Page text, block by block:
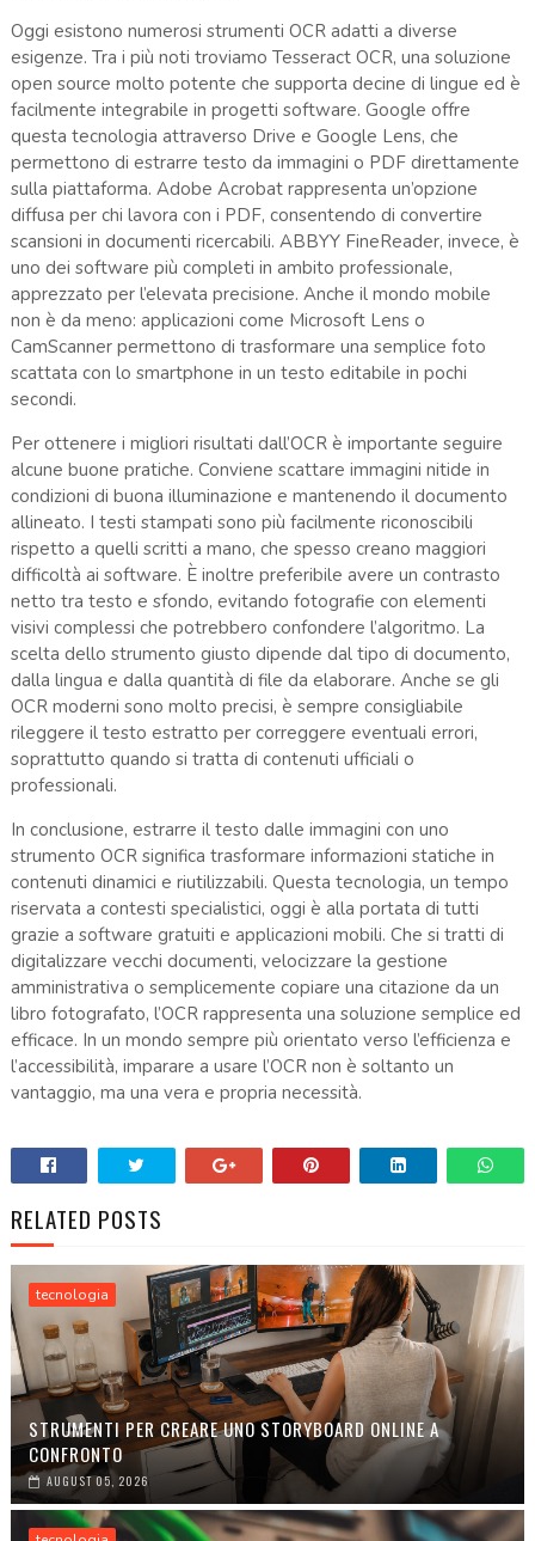
Oggi esistono numerosi strumenti OCR adatti a diverse
esigenze. Tra i più noti troviamo Tesseract OCR, una soluzione
open source molto potente che supporta decine di lingue ed è
facilmente integrabile in progetti software. Google offre
questa tecnologia attraverso Drive e Google Lens, che
permettono di estrarre testo da immagini o PDF direttamente
sulla piattaforma. Adobe Acrobat rappresenta un’opzione
diffusa per chi lavora con i PDF, consentendo di convertire
scansioni in documenti ricercabili. ABBYY FineReader, invece, è
uno dei software più completi in ambito professionale,
apprezzato per l’elevata precisione. Anche il mondo mobile
non è da meno: applicazioni come Microsoft Lens o
CamScanner permettono di trasformare una semplice foto
scattata con lo smartphone in un testo editabile in pochi
secondi.
Per ottenere i migliori risultati dall’OCR è importante seguire
alcune buone pratiche. Conviene scattare immagini nitide in
condizioni di buona illuminazione e mantenendo il documento
allineato. I testi stampati sono più facilmente riconoscibili
rispetto a quelli scritti a mano, che spesso creano maggiori
difficoltà ai software. È inoltre preferibile avere un contrasto
netto tra testo e sfondo, evitando fotografie con elementi
visivi complessi che potrebbero confondere l’algoritmo. La
scelta dello strumento giusto dipende dal tipo di documento,
dalla lingua e dalla quantità di file da elaborare. Anche se gli
OCR moderni sono molto precisi, è sempre consigliabile
rileggere il testo estratto per correggere eventuali errori,
soprattutto quando si tratta di contenuti ufficiali o
professionali.
In conclusione, estrarre il testo dalle immagini con uno
strumento OCR significa trasformare informazioni statiche in
contenuti dinamici e riutilizzabili. Questa tecnologia, un tempo
riservata a contesti specialistici, oggi è alla portata di tutti
grazie a software gratuiti e applicazioni mobili. Che si tratti di
digitalizzare vecchi documenti, velocizzare la gestione
amministrativa o semplicemente copiare una citazione da un
libro fotografato, l’OCR rappresenta una soluzione semplice ed
efficace. In un mondo sempre più orientato verso l’efficienza e
l’accessibilità, imparare a usare l’OCR non è soltanto un
vantaggio, ma una vera e propria necessità.
RELATED POSTS
tecnologia
STRUMENTI PER CREARE UNO STORYBOARD ONLINE A
CONFRONTO
AUGUST 05, 2026